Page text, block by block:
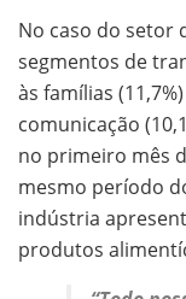
No caso do setor
segmentos de
às famílias
comunicação
no primeiro mês
mesmo período
indústria
produtos